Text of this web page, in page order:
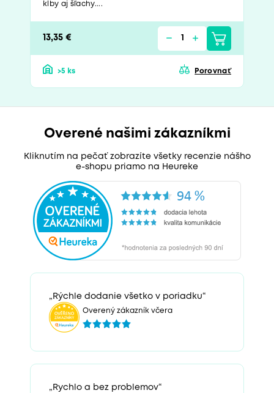
kĺby aj šľachy....
13,35 €
>5 ks Porovnať
Overené našimi zákazníkmi
Kliknutím na pečať zobrazíte všetky recenzie nášho
e-shopu priamo na Heureke
„Rýchle dodanie všetko v poriadku“
Overený zákazník včera
„Rychlo a bez problemov“